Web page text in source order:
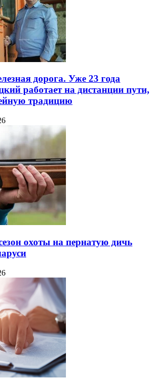
дорога. Уже 23 года
работает на дистанции пути,
традицию
охоты на пернатую дичь